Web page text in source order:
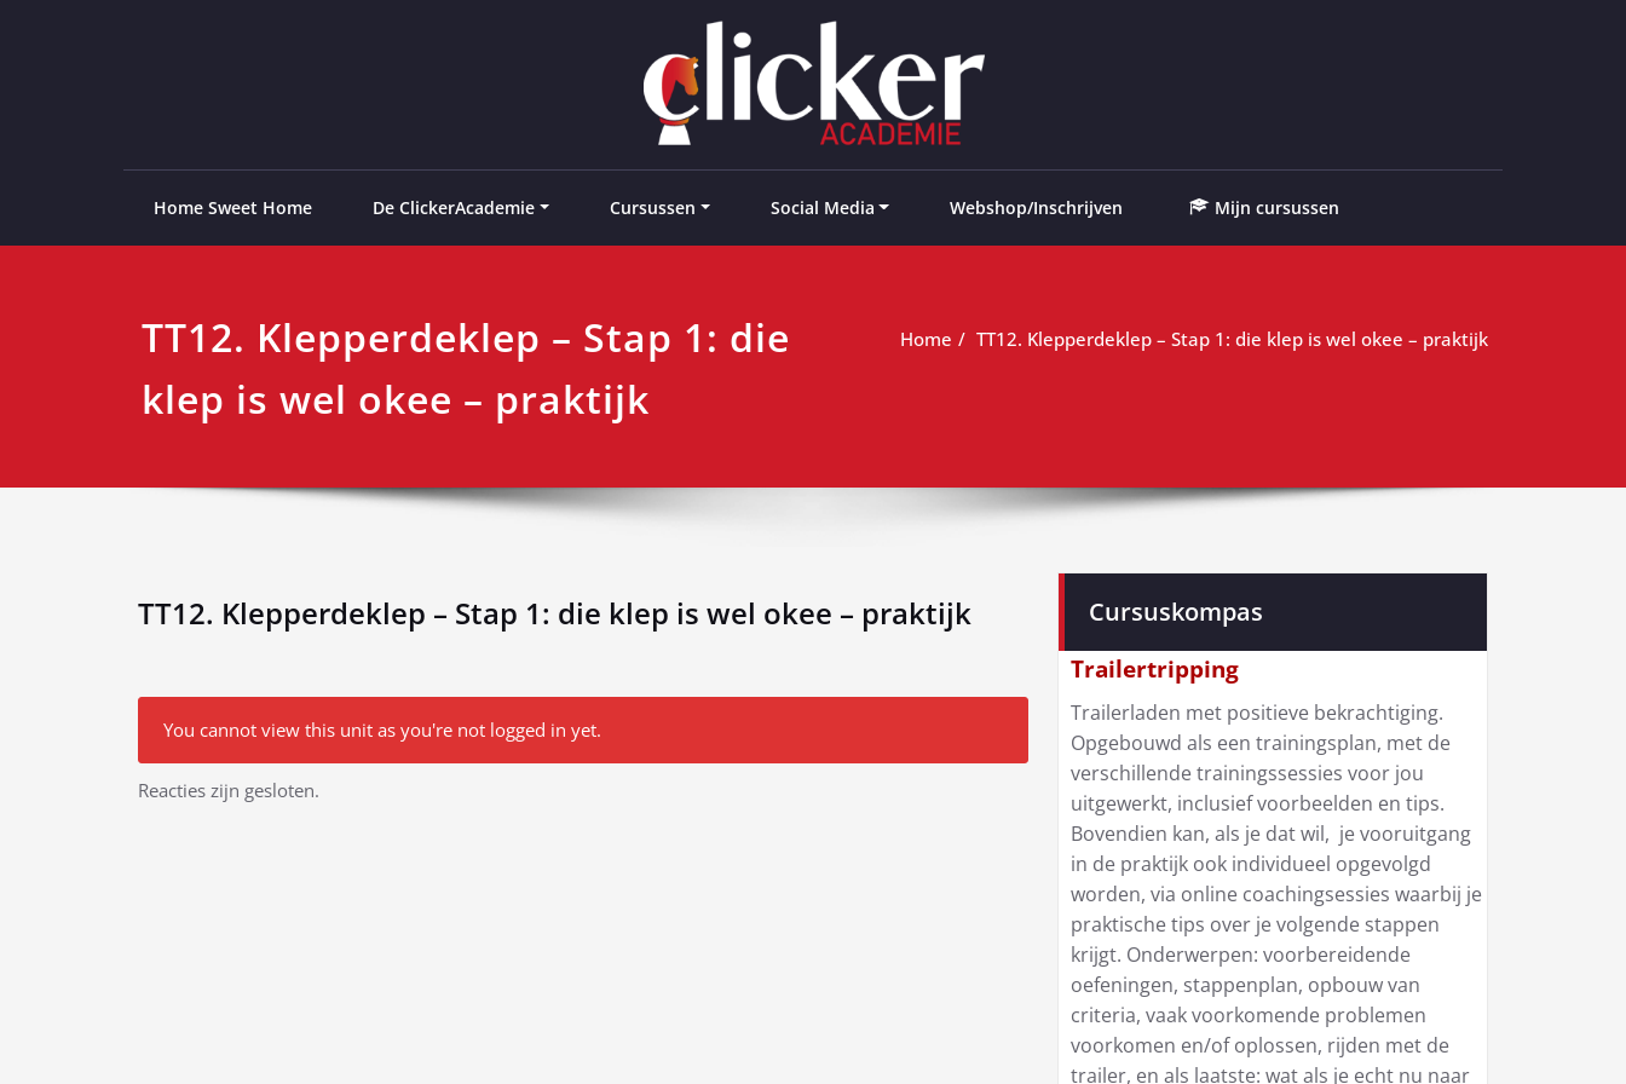
Home Sweet Home De ClickerAcademie Cursussen Social Media Webshop/Inschrijven Mijn cursussen
TT12. Klepperdeklep – Stap 1: die
klep is wel okee – praktijk
Home TT12. Klepperdeklep – Stap 1: die klep is wel okee – praktijk
TT12. Klepperdeklep – Stap 1: die klep is wel okee – praktijk
You cannot view this unit as you're not logged in yet.
Bericht
Reacties zijn gesloten.
Cursuskompas
Trailertripping
Trailerladen met positieve bekrachtiging.
Opgebouwd als een trainingsplan, met de
verschillende trainingssessies voor jou
uitgewerkt, inclusief voorbeelden en tips.
Bovendien kan, als je dat wil, je vooruitgang
in de praktijk ook individueel opgevolgd
worden, via online coachingsessies waarbij je
praktische tips over je volgende stappen
krijgt. Onderwerpen: voorbereidende
oefeningen, stappenplan, opbouw van
criteria, vaak voorkomende problemen
voorkomen en/of oplossen, rijden met de
trailer, en als laatste: wat als je echt nu naar